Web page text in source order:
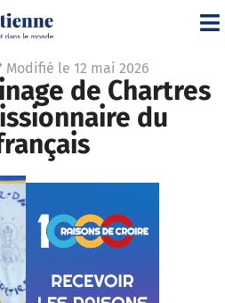
Modifié le 12 mai 2026
de Chartres
du